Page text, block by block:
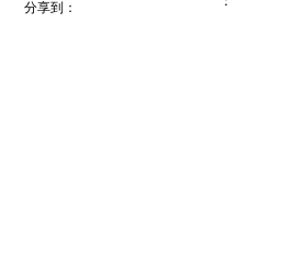
分享到：